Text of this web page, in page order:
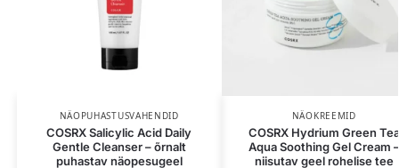
NÄOPUHASTUSVAHENDID
COSRX Salicylic Acid Daily
Gentle Cleanser – õrnalt
puhastav näopesugeel
NÄOKREEMID
COSRX Hydrium Green Tea
Aqua Soothing Gel Cream –
niisutav geel rohelise tee